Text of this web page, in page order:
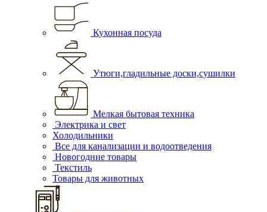
Кухонная посуда
Утюги,гладильные доски,сушилки
Мелкая бытовая техника
Электрика и свет
Холодильники
Все для канализации и водоотведения
Новогодние товары
Текстиль
Товары для животных